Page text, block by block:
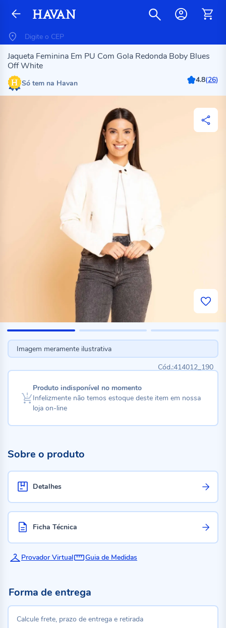
Jaqueta Feminina Em PU Com Gola Redonda Boby Blues
Off White
Só tem na Havan 4.8(26)
Imagem meramente ilustrativa
414012_190
Produto indisponível no momento
Infelizmente não temos estoque deste item em nossa
loja on-line
Sobre o produto
Detalhes
Ficha Técnica
Provador Virtual Guia de Medidas
Forma de entrega
Calcule frete, prazo de entrega e retirada